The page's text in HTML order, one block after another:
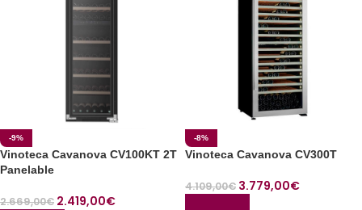
-9%
Vinoteca Cavanova CV100KT 2T
Panelable
2.669,00€ 2.419,00€
-8%
Vinoteca Cavanova CV300T
4.109,00€ 3.779,00€